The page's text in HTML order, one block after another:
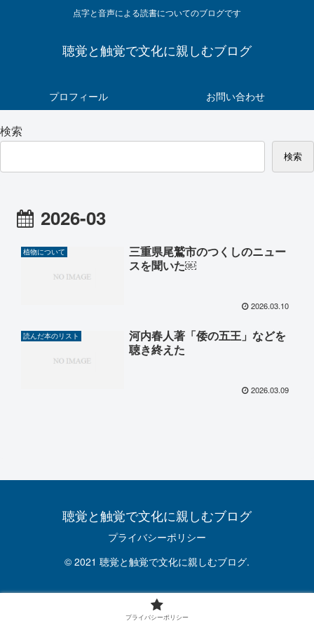
点字と音声による読書についてのブログです
聴覚と触覚で文化に親しむブログ
プロフィール お問い合わせ
検索
検索
2026-03
植物について
三重県尾鷲市のつくしのニュー
スを聞いた￼
2026.03.10
読んだ本のリスト
河内春人著「倭の五王」などを
聴き終えた
2026.03.09
聴覚と触覚で文化に親しむブログ
プライバシーポリシー
© 2021 聴覚と触覚で文化に親しむブログ.
プライバシーポリシー